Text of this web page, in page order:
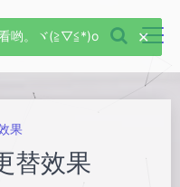
果
替效果